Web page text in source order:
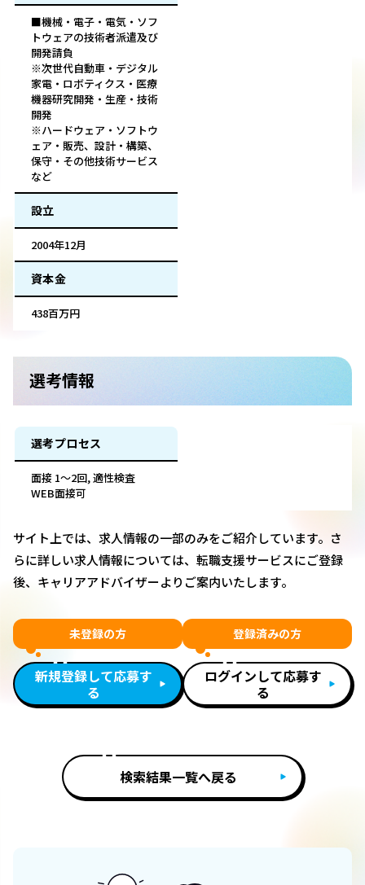
■機械・電子・電気・ソフ
トウェアの技術者派遣及び
開発請負
※次世代自動車・デジタル
家電・ロボティクス・医療
機器研究開発・生産・技術
開発
※ハードウェア・ソフトウ
ェア・販売、設計・構築、
保守・その他技術サービス
など
設立
2004年12月
資本金
438百万円
選考情報
選考プロセス
面接 1～2回, 適性検査
WEB面接可
サイト上では、求人情報の一部のみをご紹介しています。さ
らに詳しい求人情報については、転職支援サービスにご登録
後、キャリアアドバイザーよりご案内いたします。
未登録の方
新規登録して応募す
る
登録済みの方
ログインして応募す
る
検索結果一覧へ戻る